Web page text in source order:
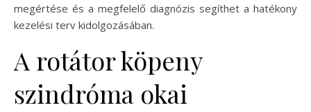
megértése és a megfelelő diagnózis segíthet a hatékony
kezelési terv kidolgozásában.
A rotátor köpeny
szindróma okai